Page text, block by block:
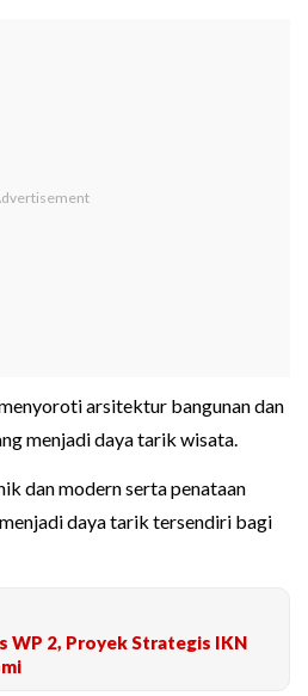
arsitektur bangunan dan
menjadi daya tarik wisata.
dan modern serta penataan
daya tarik tersendiri bagi
WP 2, Proyek Strategis IKN